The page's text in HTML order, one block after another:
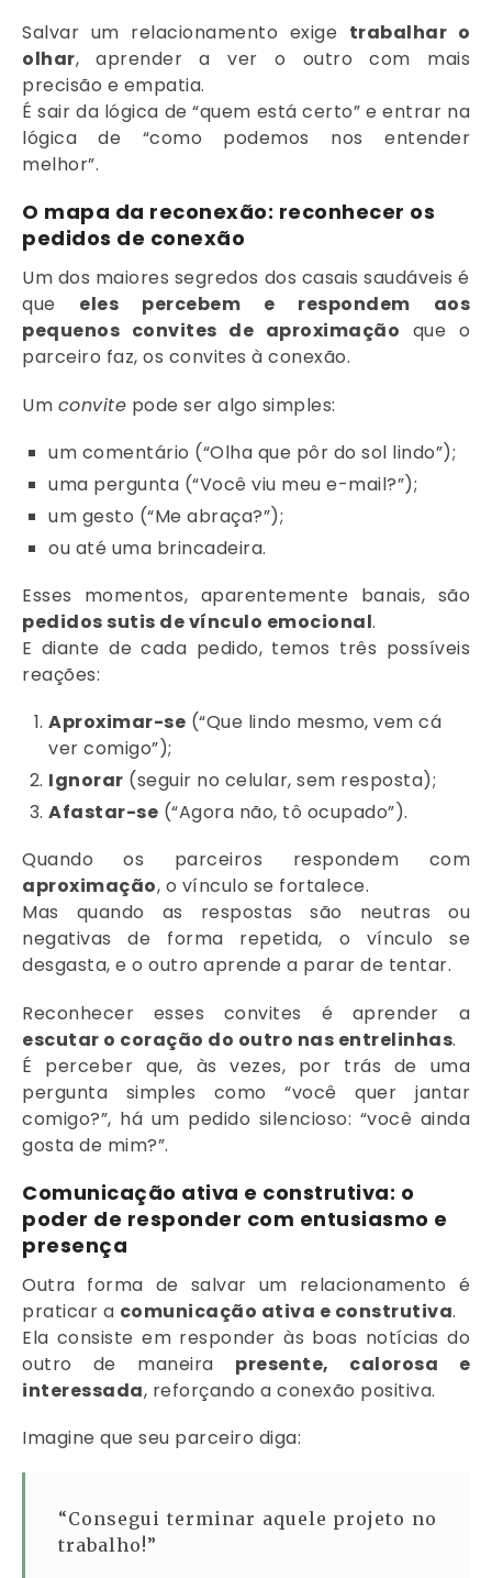
Salvar um relacionamento exige trabalhar o
olhar, aprender a ver o outro com mais
precisão e empatia.
É sair da lógica de “quem está certo” e entrar na
lógica de “como podemos nos entender
melhor”.
O mapa da reconexão: reconhecer os
pedidos de conexão
Um dos maiores segredos dos casais saudáveis é
que eles percebem e respondem aos
pequenos convites de aproximação que o
parceiro faz, os convites à conexão.
Um convite pode ser algo simples:
um comentário (“Olha que pôr do sol lindo”);
uma pergunta (“Você viu meu e-mail?”);
um gesto (“Me abraça?”);
ou até uma brincadeira.
Esses momentos, aparentemente banais, são
pedidos sutis de vínculo emocional.
E diante de cada pedido, temos três possíveis
reações:
Aproximar-se (“Que lindo mesmo, vem cá
ver comigo”);
Ignorar (seguir no celular, sem resposta);
Afastar-se (“Agora não, tô ocupado”).
Quando os parceiros respondem com
aproximação, o vínculo se fortalece.
Mas quando as respostas são neutras ou
negativas de forma repetida, o vínculo se
desgasta, e o outro aprende a parar de tentar.
Reconhecer esses convites é aprender a
escutar o coração do outro nas entrelinhas.
É perceber que, às vezes, por trás de uma
pergunta simples como “você quer jantar
comigo?”, há um pedido silencioso: “você ainda
gosta de mim?”.
Comunicação ativa e construtiva: o
poder de responder com entusiasmo e
presença
Outra forma de salvar um relacionamento é
praticar a comunicação ativa e construtiva.
Ela consiste em responder às boas notícias do
outro de maneira presente, calorosa e
interessada, reforçando a conexão positiva.
Imagine que seu parceiro diga:
“Consegui terminar aquele projeto no
trabalho!”